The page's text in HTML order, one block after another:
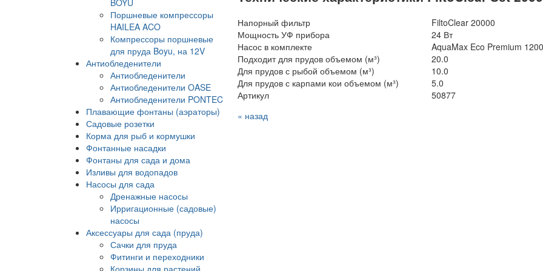
Поршневые компрессоры
HAILEA ACO
Компрессоры поршневые
для пруда Boyu, на 12V
Антиобледенители
Антиобледенители
Антиобледенители OASE
Антиобледенители PONTEC
Плавающие фонтаны (аэраторы)
Садовые розетки
Корма для рыб и кормушки
Фонтанные насадки
Фонтаны для сада и дома
Изливы для водопадов
Насосы для сада
Дренажные насосы
Ирригационные (садовые)
насосы
Аксессуары для сада (пруда)
Сачки для пруда
Фитинги и переходники
Корзины для растений
Напорный фильтр
FiltoClear 20000
Мощность УФ прибора
24 Вт
Насос в комплекте
AquaMax Eco Premium
Подходит для прудов объемом (м³)
20.0
Для прудов с рыбой объемом (м³)
10.0
Для прудов с карпами кои объемом (м³)
5.0
Артикул
50877
« назад